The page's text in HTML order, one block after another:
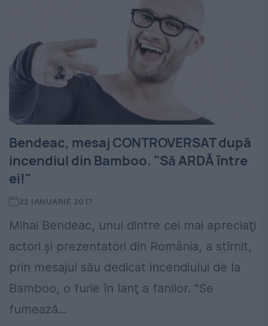
Bendeac, mesaj CONTROVERSAT după
incendiul din Bamboo. "Să ARDĂ între
ei!"
22 IANUARIE 2017
Mihai Bendeac, unul dintre cei mai apreciaţi
actori şi prezentatori din România, a stîrnit,
prin mesajul său dedicat incendiului de la
Bamboo, o furie în lanţ a fanilor. "Se
fumează...